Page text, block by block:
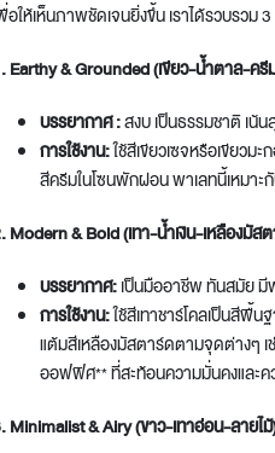
อให้เห็นภาพชัดเจนยิ่งขึ้น เราได้รวบรว
Earthy & Grounded (เขียว-น้ำตาล-ครี
บรรยากาศ :สงบ เป็นธรรมชาติ เน้
การใช้งาน:ใช้สีเขียวเซจหรือเขียว
สีครีมในโซนพักผ่อน พาเลทนี้เหมา
Modern & Bold (เทา-น้ำเงิน-เหลืองมัส
บรรยากาศ:เป็นมืออาชีพ ทันสมัย มี
การใช้งาน:ใช้สีเทาชาร์โคลเป็นสีพื้
แต้มสีเหลืองมัสตาร์ดตามจุดต่างๆ เ
ออฟฟิศ** ที่สะท้อนความมั่นคงและ
Minimalist & Airy (ขาว-เทาอ่อน-ลายไ